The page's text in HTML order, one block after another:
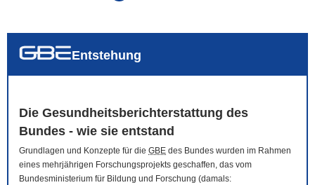
auch in allen Texten suchen (Volltextsuche)
Entstehung
Die Gesundheitsberichterstattung des
Bundes - wie sie entstand
Grundlagen und Konzepte für die GBE des Bundes wurden im Rahmen
eines mehrjährigen Forschungsprojekts geschaffen, das vom
Bundesministerium für Bildung und Forschung (damals: